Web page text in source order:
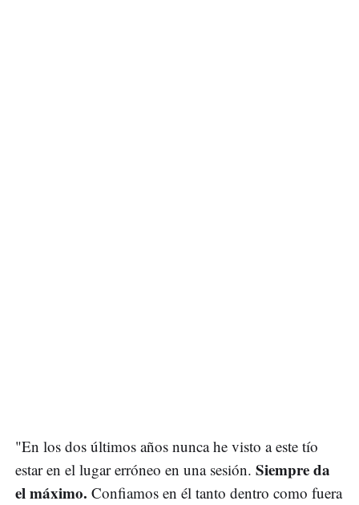
"En los dos últimos años nunca he visto a este tío
estar en el lugar erróneo en una sesión. Siempre da
el máximo. Confiamos en él tanto dentro como fuera